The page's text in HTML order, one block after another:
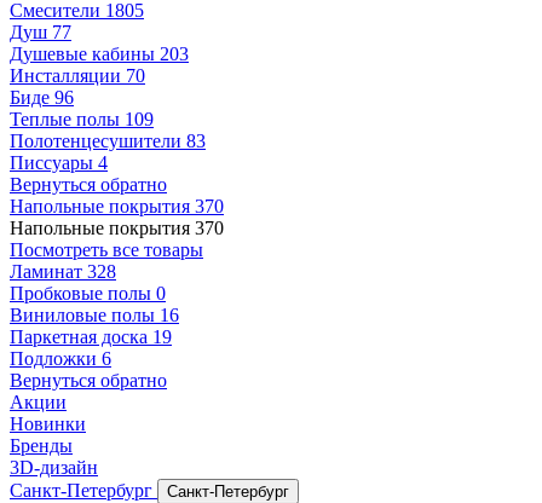
Смесители 1805
Душ 77
Душевые кабины 203
Инсталляции 70
Биде 96
Теплые полы 109
Полотенцесушители 83
Писсуары 4
Вернуться обратно
Напольные покрытия 370
Напольные покрытия 370
Посмотреть все товары
Ламинат 328
Пробковые полы 0
Виниловые полы 16
Паркетная доска 19
Подложки 6
Вернуться обратно
Акции
Новинки
Бренды
3D-дизайн
Санкт-Петербург
Санкт-Петербург